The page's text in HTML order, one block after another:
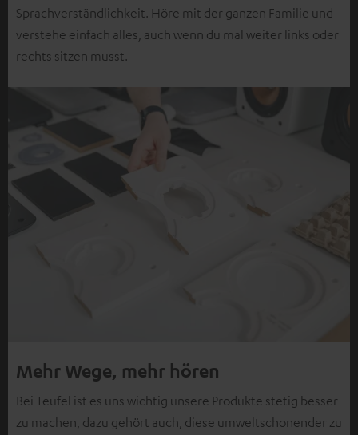
Sprachverständlichkeit. Höre mit der ganzen Familie und
verstehe einfach alles, auch wenn du mal weiter links oder
rechts sitzen musst.
Mehr Wege, mehr hören
Bei Teufel ist es uns wichtig unsere Produkte stetig besser
zu machen, dazu gehört auch, diese umweltschonender zu